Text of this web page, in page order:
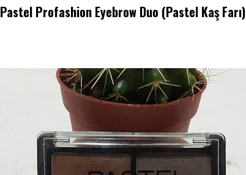
Pastel Profashion Eyebrow Duo (Pastel Kaş Farı)